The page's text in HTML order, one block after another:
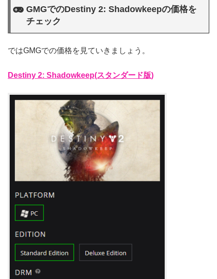
GMGでのDestiny 2: Shadowkeepの価格を
チェック
ではGMGでの価格を見ていきましょう。
Destiny 2: Shadowkeep(スタンダード版)